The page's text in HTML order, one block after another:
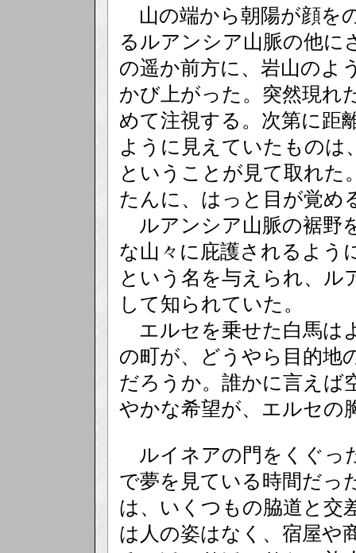
山の端から朝陽が顔を
るルアンシア山脈の他に
の遥か前方に、岩山のよ
かび上がった。突然現れ
めて注視する。次第に距
ように見えていたものは
ということが見て取れた
たんに、はっと目が覚め
ルアンシア山脈の裾野
な山々に庇護されるよう
という名を与えられ、ル
して知られていた。
エルセを乗せた白馬は
の町が、どうやら目的地
だろうか。誰かに言えば
やかな希望が、エルセの
ルイネアの門をくぐっ
で夢を見ている時間だっ
は、いくつもの脇道と交
は人の姿はなく、宿屋や